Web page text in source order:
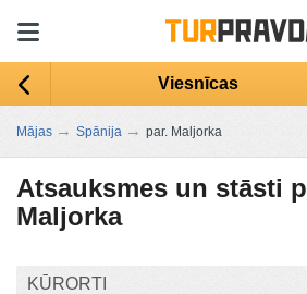
Viesnīcas
Mājas → Spānija → par. Maljorka
Atsauksmes un stāsti
Maljorka
KŪRORTI